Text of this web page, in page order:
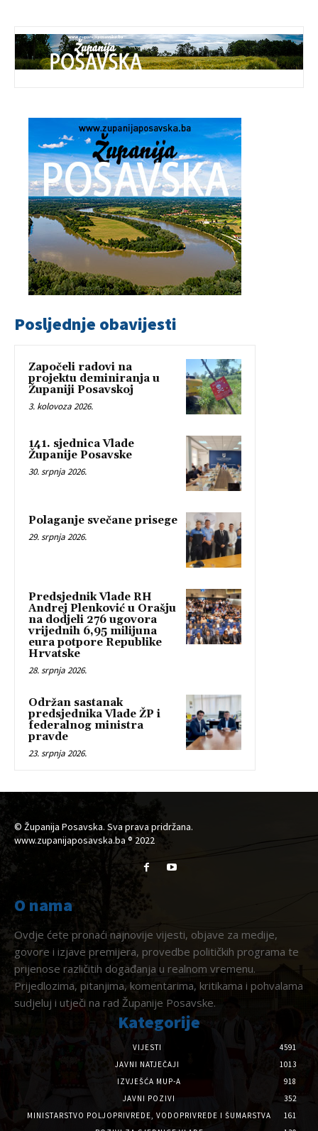
Posljednje obavijesti
Započeli radovi na
projektu deminiranja u
Županiji Posavskoj
3. kolovoza 2026.
141. sjednica Vlade
Županije Posavske
30. srpnja 2026.
Polaganje svečane prisege
29. srpnja 2026.
Predsjednik Vlade RH
Andrej Plenković u Orašju
na dodjeli 276 ugovora
vrijednih 6,95 milijuna
eura potpore Republike
Hrvatske
28. srpnja 2026.
Održan sastanak
predsjednika Vlade ŽP i
federalnog ministra
pravde
23. srpnja 2026.
© Županija Posavska. Sva prava pridržana.
www.zupanijaposavska.ba ® 2022
O nama
Ovdje ćete pronaći najnovije vijesti, objave za medije,
govore i izjave premijera, provedbe političkih programa te
prijenose različitih događanja u realnom vremenu.
Prijedlozima, pitanjima, komentarima, kritikama i pohvalama
sudjeluj i utječi na rad Županije Posavske.
Kategorije
VIJESTI
4591
JAVNI NATJEČAJI
1013
IZVJEŠĆA MUP-A
918
JAVNI POZIVI
352
MINISTARSTVO POLJOPRIVREDE, VODOPRIVREDE I ŠUMARSTVA
161